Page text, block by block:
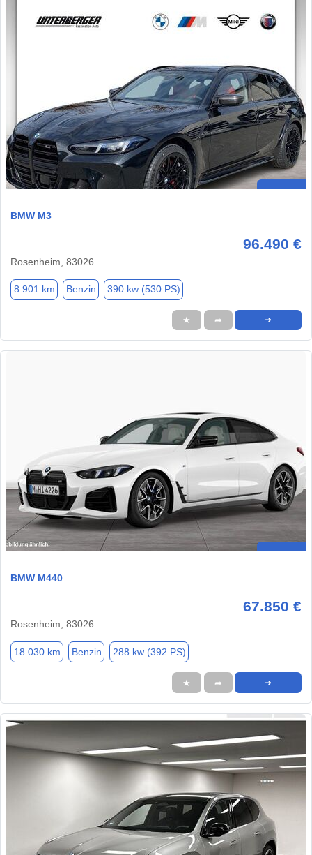
BMW M3
96.490 €
Rosenheim, 83026
8.901 km Benzin 390 kw (530 PS)
★ ➦ ➜
BMW M440
67.850 €
Rosenheim, 83026
18.030 km Benzin 288 kw (392 PS)
★ ➦ ➜